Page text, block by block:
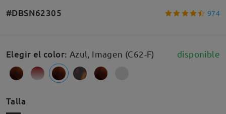
#DBSN62305 974
Elegir el color: Azul, Imagen (C62-F) disponible
Talla